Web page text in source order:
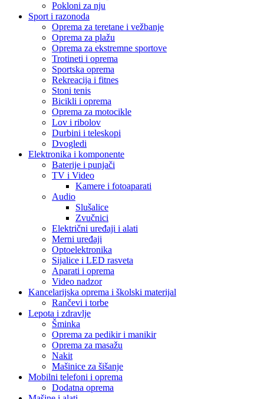
Pokloni za nju
Sport i razonoda
Oprema za teretane i vežbanje
Oprema za plažu
Oprema za ekstremne sportove
Trotineti i oprema
Sportska oprema
Rekreacija i fitnes
Stoni tenis
Bicikli i oprema
Oprema za motocikle
Lov i ribolov
Durbini i teleskopi
Dvogledi
Elektronika i komponente
Baterije i punjači
TV i Video
Kamere i fotoaparati
Audio
Slušalice
Zvučnici
Električni uređaji i alati
Merni uređaji
Optoelektronika
Sijalice i LED rasveta
Aparati i oprema
Video nadzor
Kancelarijska oprema i školski materijal
Rančevi i torbe
Lepota i zdravlje
Šminka
Oprema za pedikir i manikir
Oprema za masažu
Nakit
Mašinice za šišanje
Mobilni telefoni i oprema
Dodatna oprema